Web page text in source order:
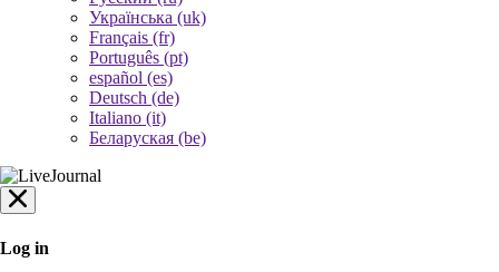
Українська (uk)
Français (fr)
Português (pt)
español (es)
Deutsch (de)
Italiano (it)
Беларуская (be)
Log in